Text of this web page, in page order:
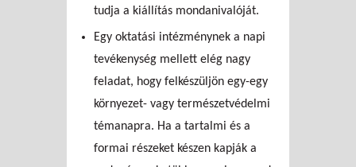
tudja a kiállítás mondanivalóját.
Egy oktatási intézménynek a napi
tevékenység mellett elég nagy
feladat, hogy felkészüljön egy-egy
környezet- vagy természetvédelmi
témanapra. Ha a tartalmi és a
formai részeket készen kapják a